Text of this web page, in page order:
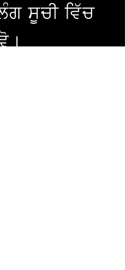
ਸੂਚੀ ਵਿੱਚ